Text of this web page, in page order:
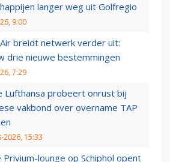
langer weg uit Golfregio
9:00
breidt netwerk verder uit:
drie nieuwe bestemmingen
7:29
Lufthansa probeert onrust bij
vakbond over overname TAP
2026, 15:33
Privium-lounge op Schiphol opent